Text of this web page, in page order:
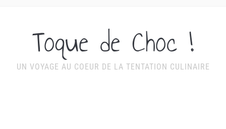
Toque de Choc !
UN VOYAGE AU COEUR DE LA TENTATION CULINAIRE